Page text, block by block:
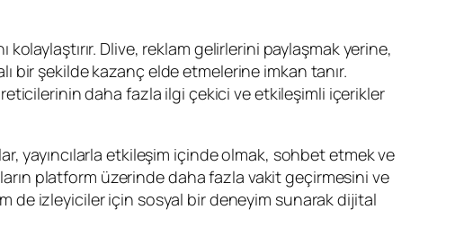
Dlive, reklam gelirlerini paylaşmak yerine,
bir şekilde kazanç elde etmelerine imkan tanır.
daha fazla ilgi çekici ve etkileşimli içerikler
yayıncılarla etkileşim içinde olmak, sohbet etmek ve
platform üzerinde daha fazla vakit geçirmesini ve
de izleyiciler için sosyal bir deneyim sunarak dijital